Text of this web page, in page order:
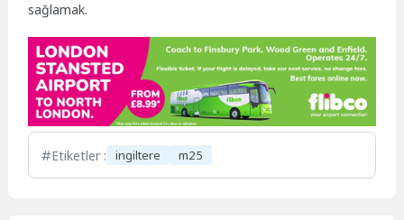
sağlamak.
Etiketler : ingiltere m25